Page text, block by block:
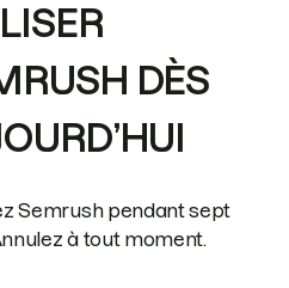
DÈS
Semrush pendant sept
à tout moment.